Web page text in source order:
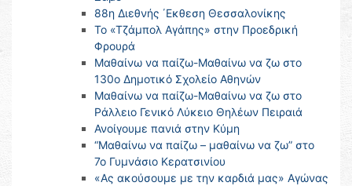
88η Διεθνής ΄Εκθεση Θεσσαλονίκης
Το «Τζάμπολ Αγάπης» στην Προεδρική
Φρουρά
Μαθαίνω να παίζω-Μαθαίνω να ζω στο
130ο Δημοτικό Σχολείο Αθηνών
Μαθαίνω να παίζω-Μαθαίνω να ζω στο
Ράλλειο Γενικό Λύκειο Θηλέων Πειραιά
Ανοίγουμε πανιά στην Κύμη
“Μαθαίνω να παίζω – μαθαίνω να ζω” στο
7ο Γυμνάσιο Κερατσινίου
«Ας ακούσουμε με την καρδιά μας» Αγώνας